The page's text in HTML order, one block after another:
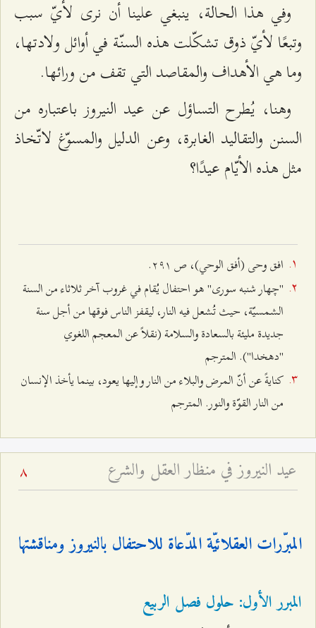
وفي هذا الحالة، ينبغي علينا أن نرى لأيّ سبب
وتبعًا لأيّ ذوق تشكّلت هذه السنّة في أوائل ولادتها،
وما هي الأهداف والمقاصد التي تقف من ورائها.
وهنا، يُطرح التساؤل عن عيد النيروز باعتباره من
السنن والتقاليد الغابرة، وعن الدليل والمسوّغ لاتّخاذ
مثل هذه الأيّام عيدًا؟
افق وحى (أفق الوحي)، ص ٢٩۱.
"چهار شنبه‌ سورى" هو احتفال يُقام في غروب آخر ثلاثاء من السنة
الشمسيّة، حيث تُشعل فيه النار، ليقفز الناس فوقها من أجل سنة
جديدة مليئة بالسعادة والسلامة (نقلاً عن المعجم اللغوي
"دهخدا"). المترجم
كنايةً عن أنّ المرض والبلاء من النار وإليها يعود، بينما يأخذ الإنسان
من النار القوّة والنور. المترجم
عيد النيروز في منظار العقل والشرع 8
المبرّرات العقلائيّة المدّعاة للاحتفال بالنيروز ومناقشتها
المبرر الأول: حلول فصل الربيع